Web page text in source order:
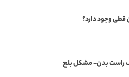
قطی وجود دارد؟
راست بدن- مشکل بلع